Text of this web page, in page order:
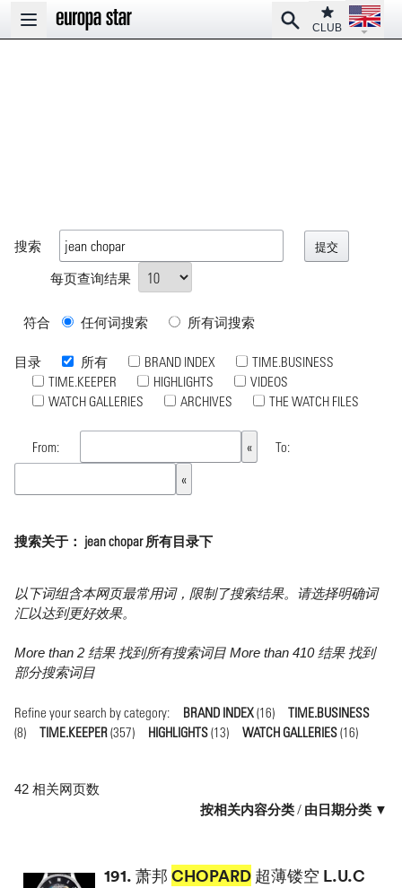
Open main menu
SearchClub
CLUB
Open
搜索
每页查询结果
符合 任何词搜索 所有词搜索
目录 所有 BRAND INDEX
TIME.BUSINESS
TIME.KEEPER
HIGHLIGHTS
VIDEOS
WATCH GALLERIES
ARCHIVES THE WATCH FILES
From: To:
搜索关于： jean chopar 所有目录下
以下词组含本网页最常用词，限制了搜索结果。请选择明确词
汇以达到更好效果。
More than 2 结果 找到所有搜索词目 More than 410 结果 找到
部分搜索词目
Refine your search by category: BRAND INDEX(16)
TIME.BUSINESS
(8)
TIME.KEEPER(357) HIGHLIGHTS(13) WATCH GALLERIES(16)
42 相关网页数
按相关内容分类/ 由日期分类 ▼
191. 萧邦 CHOPARD 超薄镂空 L.U.C